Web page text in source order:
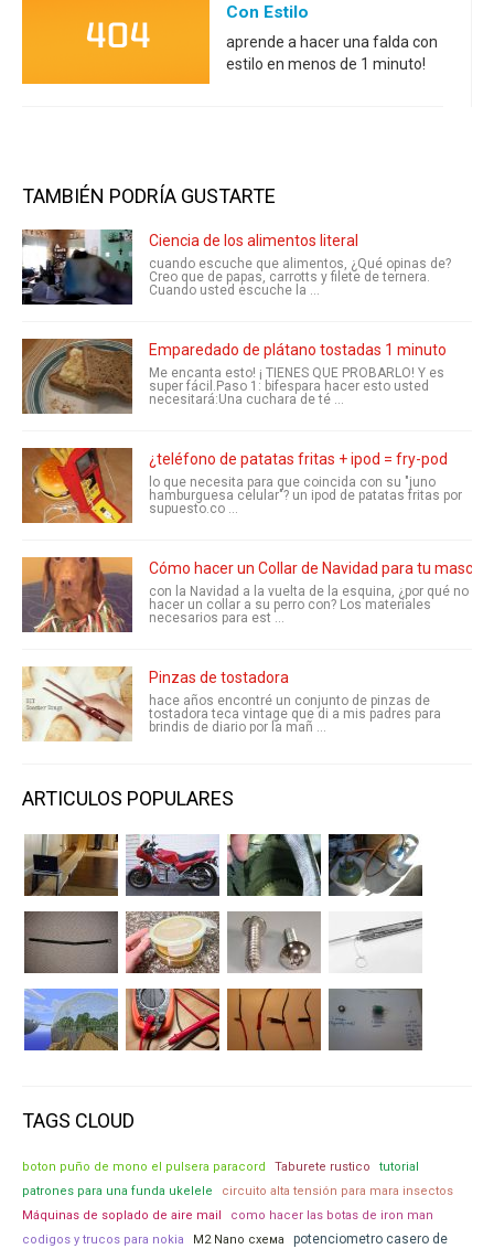
Con Estilo
aprende a hacer una falda con
estilo en menos de 1 minuto!
TAMBIÉN PODRÍA GUSTARTE
Ciencia de los alimentos literal
cuando escuche que alimentos, ¿Qué opinas de?
Creo que de papas, carrotts y filete de ternera.
Cuando usted escuche la ...
Emparedado de plátano tostadas 1 minuto
Me encanta esto! ¡ TIENES QUE PROBARLO! Y es
super fácil.Paso 1: bifespara hacer esto usted
necesitará:Una cuchara de té ...
¿teléfono de patatas fritas + ipod = fry-pod
lo que necesita para que coincida con su "juno
hamburguesa celular"? un ipod de patatas fritas por
supuesto.co ...
Cómo hacer un Collar de Navidad para tu
con la Navidad a la vuelta de la esquina, ¿por qué no
hacer un collar a su perro con? Los materiales
necesarios para est ...
Pinzas de tostadora
hace años encontré un conjunto de pinzas de
tostadora teca vintage que di a mis padres para
brindis de diario por la mañ ...
ARTICULOS POPULARES
TAGS CLOUD
boton puño de mono el pulsera paracord Taburete rustico
tutorial
patrones para una funda ukelele
circuito alta tensión para mara insectos
Máquinas de soplado de aire mail
como hacer las botas de iron man
codigos y trucos para nokia
M2 Nano схема potenciometro casero de